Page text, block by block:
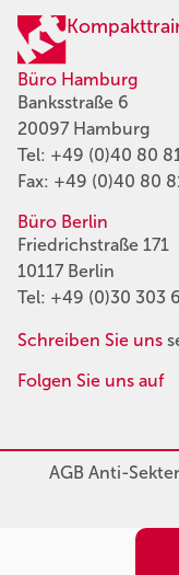
Büro Hamburg
Banksstraße 6
20097 Hamburg
Tel: +49 (0)40 80
Fax: +49 (0)40 80
Büro Berlin
Friedrichstraße 171
10117 Berlin
Tel: +49 (0)30 303
Schreiben Sie uns
Folgen Sie uns auf
AGBAnti-